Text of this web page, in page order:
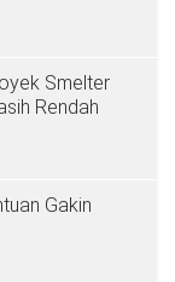
Smelter
Rendah
Gakin